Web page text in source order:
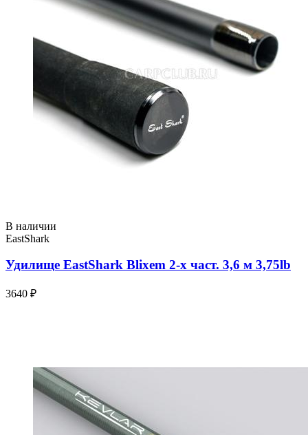
В наличии
EastShark
Удилище EastShark Blixem 2-x част. 3,6 м 3,75lb
3640 ₽